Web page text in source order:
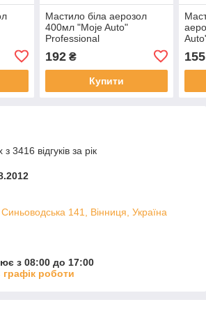
Мастило біла аерозол
400мл "Moje Auto"
Professional
192₴
Купити
155
3416 відгуків за рік
141, Вінниця, Україна
з 08:00 до 17:00
роботи